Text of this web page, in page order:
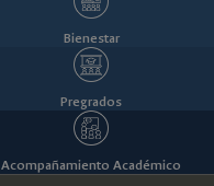
Bienestar
Pregrados
Acompañamiento Académico